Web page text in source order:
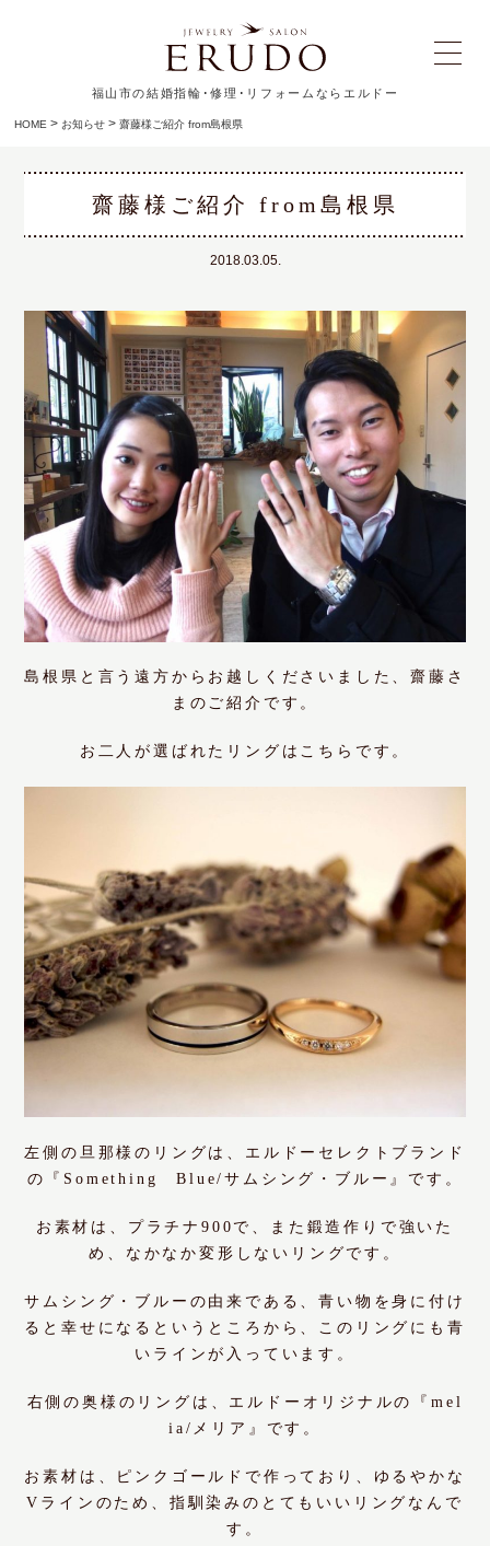
福山市の結婚指輪･修理･リフォームならエルドー
HOME >お知らせ >齋藤様ご紹介 from島根県
齋藤様ご紹介 from島根県
2018.03.05.
島根県と言う遠方からお越しくださいました、齋藤さ
まのご紹介です。
お二人が選ばれたリングはこちらです。
左側の旦那様のリングは、エルドーセレクトブランド
の『Something Blue/サムシング・ブルー』です。
お素材は、プラチナ900で、また鍛造作りで強いた
め、なかなか変形しないリングです。
サムシング・ブルーの由来である、青い物を身に付け
ると幸せになるというところから、このリングにも青
いラインが入っています。
右側の奥様のリングは、エルドーオリジナルの『mel
ia/メリア』です。
お素材は、ピンクゴールドで作っており、ゆるやかな
Vラインのため、指馴染みのとてもいいリングなんで
す。